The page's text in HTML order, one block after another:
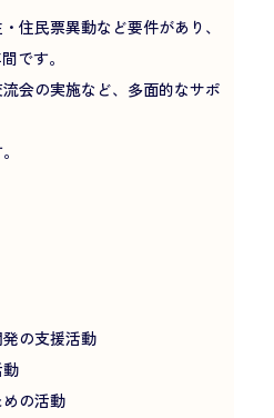
住民票異動など要件があり、
です。
会の実施など、多面的なサポ
の支援活動
の活動